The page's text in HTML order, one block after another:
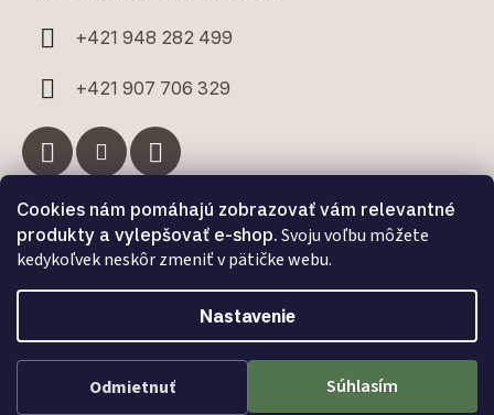
Cookies nám pomáhajú zobrazovať vám relevantné
produkty a vylepšovať e-shop. Svoju voľbu môžete
kedykoľvek neskôr zmeniť v pätičke webu.
Nastavenie
Odmietnuť Súhlasím
+421 948 282 499
+421 907 706 329
Facebook
Vytvoril Shoptet Premium a Adatelier
Copyright 2026Bamboo.sk . Všetky práva vyhradené.